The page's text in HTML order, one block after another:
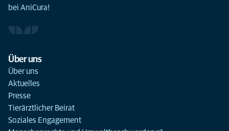
bei AniCura!
Über uns
Über uns
Aktuelles
Presse
Tierärztlicher Beirat
Soziales Engagement